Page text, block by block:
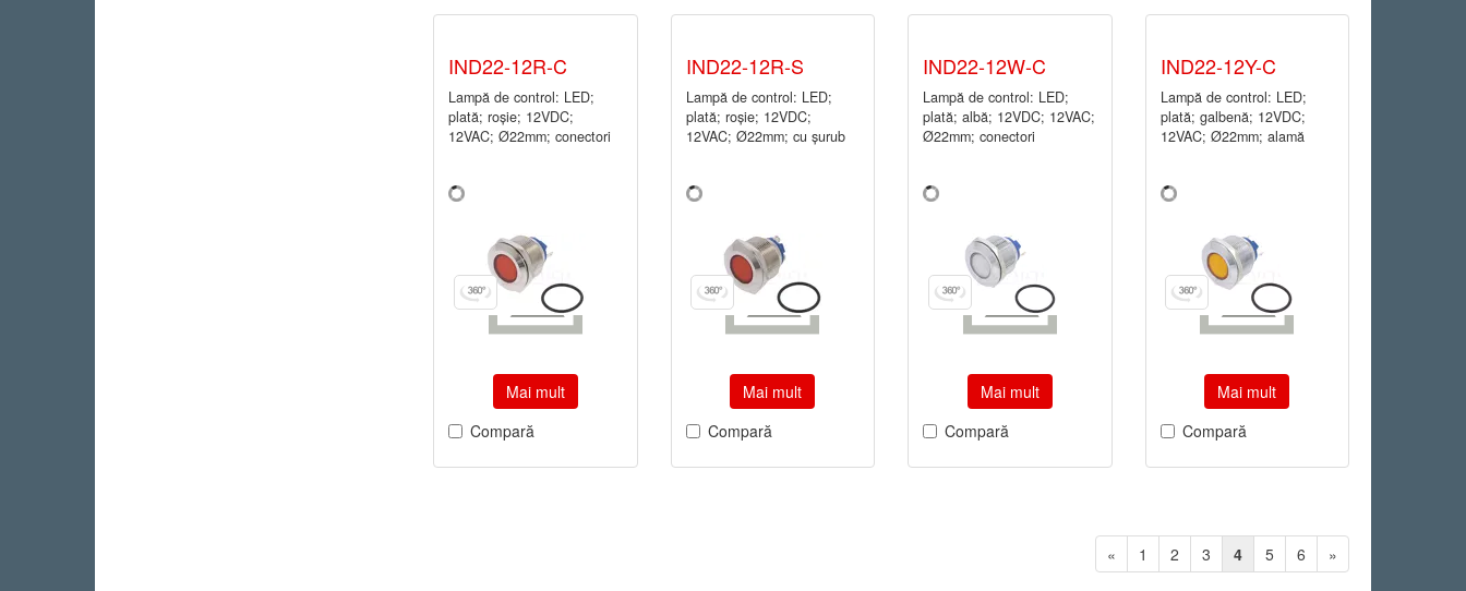
IND22-12R-C
Lampă de control: LED;
plată; roşie; 12VDC;
12VAC; Ø22mm; conectori
Mai mult
Compară
IND22-12R-S
Lampă de control: LED;
plată; roşie; 12VDC;
12VAC; Ø22mm; cu şurub
Mai mult
Compară
IND22-12W-C
Lampă de control: LED;
plată; albă; 12VDC; 12VAC;
Ø22mm; conectori
Mai mult
Compară
IND22-12Y-C
Lampă de control: LED;
plată; galbenă; 12VDC;
12VAC; Ø22mm; alamă
Mai mult
Compară
« 1 2 3 4 5 6 »